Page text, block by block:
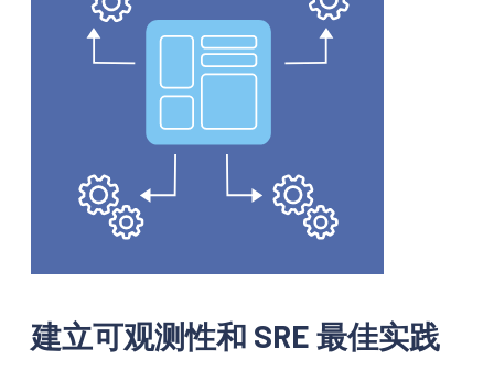
建立可观测性和 SRE 最佳实践